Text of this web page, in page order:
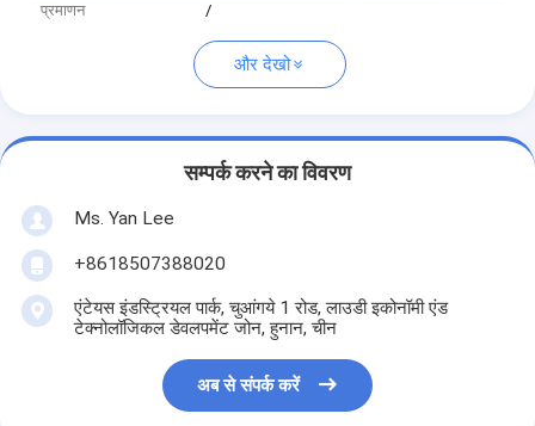
प्रमाणन
/
और देखो
सम्पर्क करने का विवरण
Ms. Yan Lee
+8618507388020
एंटेयस इंडस्ट्रियल पार्क, चुआंगये 1 रोड, लाउडी इकोनॉमी एंड
टेक्नोलॉजिकल डेवलपमेंट जोन, हुनान, चीन
अब से संपर्क करें